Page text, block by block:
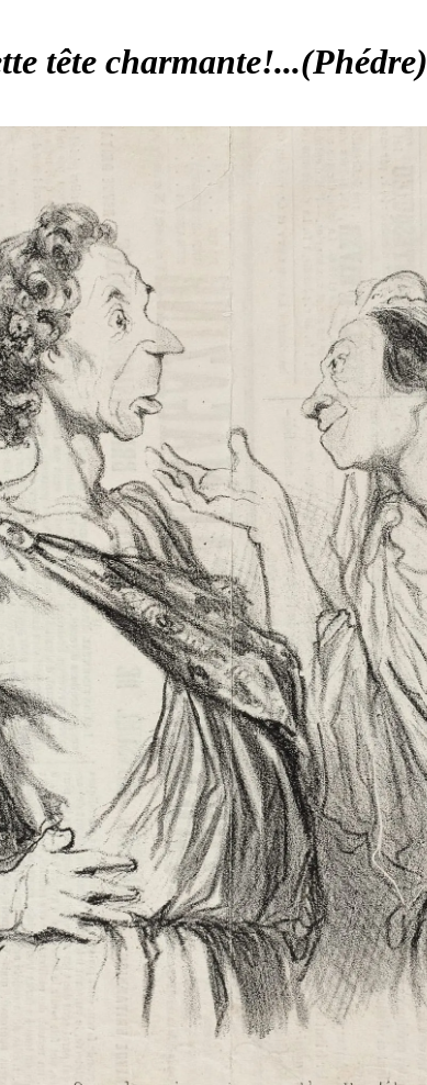
tête charmante!...(Phédre)